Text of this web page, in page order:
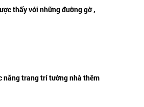
thấy với những đường gờ ,
năng trang trí tường nhà thêm